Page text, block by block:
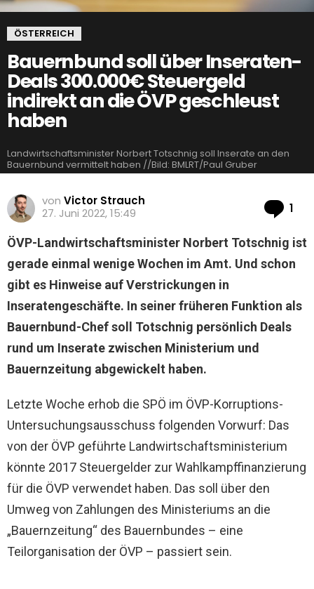
ÖSTERREICH
Bauernbund soll über Inseraten-
Deals 300.000€ Steuergeld
indirekt an die ÖVP geschleust
haben
Landwirtschaftsminister Norbert Totschnig soll Inserate an den
Bauernbund vermittelt haben //Bild: BMLRT/Paul Gruber
von Victor Strauch
27. Juni 2022, 15:49
1
ÖVP-Landwirtschaftsminister Norbert Totschnig ist
gerade einmal wenige Wochen im Amt. Und schon
gibt es Hinweise auf Verstrickungen in
Inseratengeschäfte. In seiner früheren Funktion als
Bauernbund-Chef soll Totschnig persönlich Deals
rund um Inserate zwischen Ministerium und
Bauernzeitung abgewickelt haben.
Letzte Woche erhob die SPÖ im ÖVP-Korruptions-
Untersuchungsausschuss folgenden Vorwurf: Das
von der ÖVP geführte Landwirtschaftsministerium
könnte 2017 Steuergelder zur Wahlkampffinanzierung
für die ÖVP verwendet haben. Das soll über den
Umweg von Zahlungen des Ministeriums an die
„Bauernzeitung“ des Bauernbundes – eine
Teilorganisation der ÖVP – passiert sein.